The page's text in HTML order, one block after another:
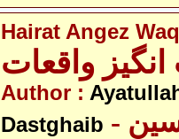
Hairat Angez
Author :
Dastghaib - آیت اللہ سیّد عبدالحسین